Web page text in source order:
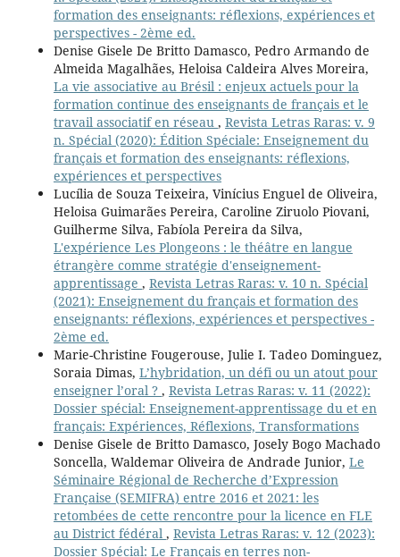
formation des enseignants: réflexions, expériences et
perspectives - 2ème ed.
Denise Gisele De Britto Damasco, Pedro Armando de
Almeida Magalhães, Heloisa Caldeira Alves Moreira,
La vie associative au Brésil : enjeux actuels pour la
formation continue des enseignants de français et le
travail associatif en réseau , Revista Letras Raras: v. 9
n. Spécial (2020): Édition Spéciale: Enseignement du
français et formation des enseignants: réflexions,
expériences et perspectives
Lucília de Souza Teixeira, Vinícius Enguel de Oliveira,
Heloisa Guimarães Pereira, Caroline Ziruolo Piovani,
Guilherme Silva, Fabíola Pereira da Silva,
L'expérience Les Plongeons : le théâtre en langue
étrangère comme stratégie d'enseignement-
apprentissage , Revista Letras Raras: v. 10 n. Spécial
(2021): Enseignement du français et formation des
enseignants: réflexions, expériences et perspectives -
2ème ed.
Marie-Christine Fougerouse, Julie I. Tadeo Dominguez,
Soraia Dimas, L’hybridation, un défi ou un atout pour
enseigner l’oral ? , Revista Letras Raras: v. 11 (2022):
Dossier spécial: Enseignement-apprentissage du et en
français: Expériences, Réflexions, Transformations
Denise Gisele de Britto Damasco, Josely Bogo Machado
Soncella, Waldemar Oliveira de Andrade Junior, Le
Séminaire Régional de Recherche d’Expression
Française (SEMIFRA) entre 2016 et 2021: les
retombées de cette rencontre pour la licence en FLE
au District fédéral , Revista Letras Raras: v. 12 (2023):
Dossier Spécial: Le Français en terres non-